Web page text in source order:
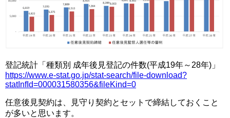
登記統計「種類別 成年後見登記の件数(平成19年～28年)」
https://www.e-stat.go.jp/stat-search/file-download?
statInfId=000031580356&fileKind=0
任意後見契約は、見守り契約とセットで締結しておくこと
が多いと思います。